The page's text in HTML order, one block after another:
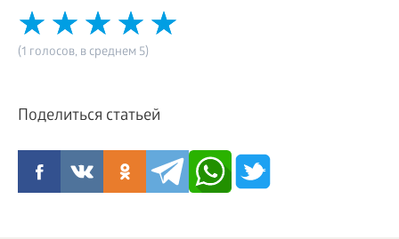
(1 голосов, в среднем 5)
Поделиться статьей